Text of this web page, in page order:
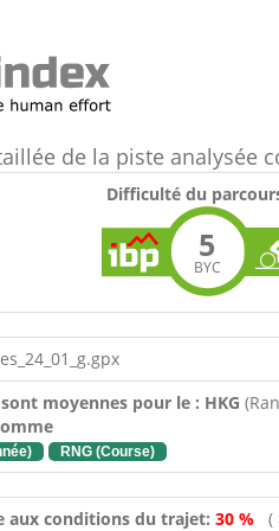
de la piste analysée
Difficulté du
5
BYC
moyennes pour le : HKG
RNG (Course)
aux conditions du trajet: 30 % (